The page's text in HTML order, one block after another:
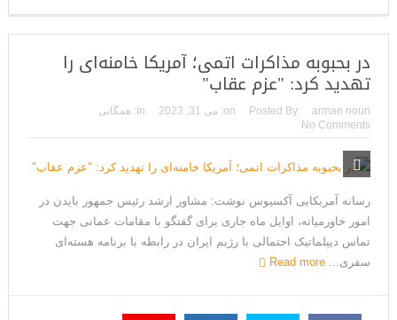
در بحبوبه مذاکرات اتمی؛ آمریکا خامنه‌ای را
تهدید کرد: "عزم عقاب"
Posted By: arman nouri
on: می 31, 2023 In:
همگانی
No Comments
رسانه آمریکایی آکسیوس نوشت: مشاور ارشد رئیس جمهور بایدن در
امور خاورمیانه، اوایل ماه جاری برای گفتگو با مقامات عمانی جهت
تماس دیپلماتیک احتمالی با رژیم ایران در رابطه با برنامه هسته‌ای
سفری... Read more